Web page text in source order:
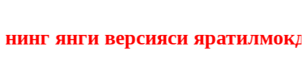
янги версияси яратилмокда